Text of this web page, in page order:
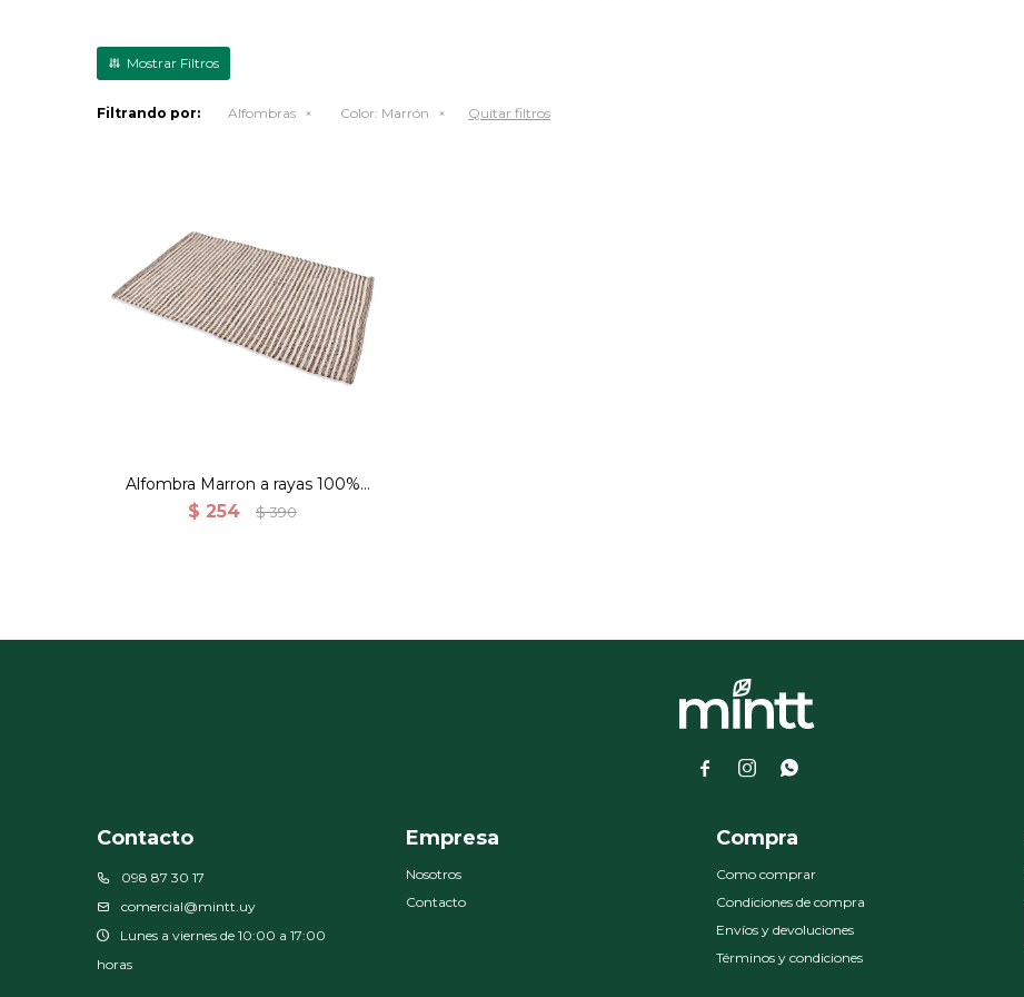
Filtrando por: Alfombras Color: Marrón Quitar filtros
Alfombra Marron a rayas 100%
Algodón - 50x80
Alfombra Marron a rayas 100%
Algodón - 50x80
$ 254 $ 390
  
Contacto
098 87 30 17
comercial@mintt.uy
Lunes a viernes de 10:00 a 17:00
horas
Empresa
Nosotros
Contacto
Compra
Como comprar
Condiciones de compra
Envíos y devoluciones
Términos y condiciones